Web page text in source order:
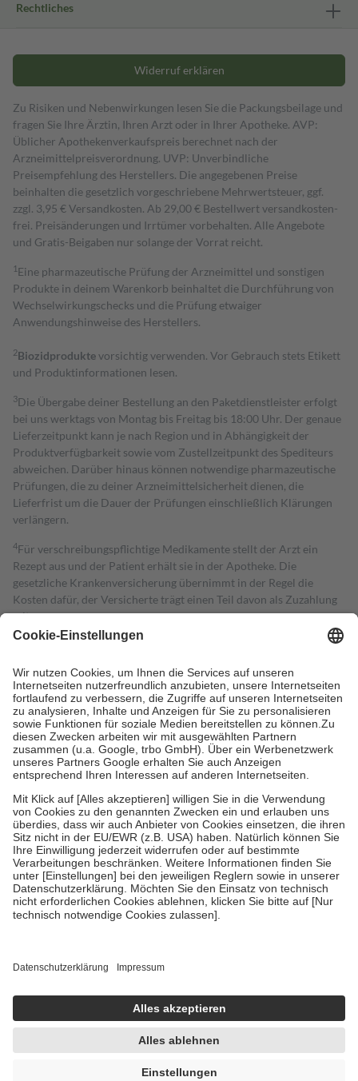
Rechtliches
Widerruf erklären
Zu Risiken und Nebenwirkungen lesen Sie die Packungsbeilage und
fragen Sie Ihre Ärztin, Ihren Arzt oder in Ihrer Apotheke. AVP:
Üblicher Apothekenverkaufspreis berechnet nach der
Arzneimittelpreisverordnung. UVP: Unverbindliche
Preisempfehlung des Herstellers. Die angegebenen Preise
beinhalten die gesetzlich vorgeschriebene Mehrwertsteuer, ggf.
zzgl. 3,95 € Versandkosten. Ab 29,00 € Bestell­wert versand­kosten­
frei. Preisänderungen und Irrtümer vorbehalten. Alle Angebote
und Gratis-Beigaben nur solange der Vorrat reicht.
1 Eine pharmazeutische Prüfung der Arzneimittel und sonstigen
Produkte in deinem Warenkorb beinhaltet die Durchführung von
Wechselwirkungschecks und die Prüfung etwaiger
Anwendungshinweise des Herstellers.
2Biozidproduktevorsichtig verwenden. Vor Gebrauch stets Etikett
und Produktinformationen lesen.
3Die Übergabe deiner Bestellung an den Paketdienstleister erfolgt
bei uns werktags von Montag bis Freitag bis 18:00 Uhr. Der genaue
Lieferzeitpunkt kann je nach Region und in Abhängigkeit der
Produktverfügbarkeit sowie vom Zustellzeitpunkt des Spediteurs
abweichen. Darüber hinaus können notwendige pharmazeutische
Prüfungen, die zu deiner Arzneimittelsicherheit dienen, die
Lieferfrist um die Dauer der Prüfungen einschließlich Klärungen
verlängern.
4Für verschreibungspflichtige Medikamente stellt der Arzt ein
Rezept aus und der Patient erhält sie in der Apotheke. Die
gesetzliche Krankenversicherung übernimmt in der Regel die
Kosten dafür, der Versicherte trägt einen Teil davon als Zuzahlung
mit.
Grundsätzlich leisten Mitglieder Zuzahlungen in Höhe von zehn
höchstens zehn Euro.
Es sind jedoch nie mehr als die tatsächlichen
Kosten der Leistung zu entrichten.
Diese Regeln gelten grundsätzlich auch für Online-Apotheken.
Bei Heilmitteln und häuslicher Krankenpflege beträgt die
Zuzahlung zehn Prozent der Kosten sowie zehn Euro je
Verordnung.
Um das Engagement der Versicherten für ihre eigene Gesundheit zu
stärken und die besondere Stellung der Familie zu unterstützen,
fallenkeine Zuzahlungenan bei:
• Kindern und Jugendlichen bis zum vollendeten 18. Lebensjahr
mit Ausnahme der Fahrkosten
• Untersuchungen zur Vorsorge und Früherkennung, die von der
GKV getragen werden
• empfohlenen Schutzimpfungen
• Harn- und Blutteststreifen
getroffen, um sicherzustellen, dass es sich um echte Bewertungen
https://help.etrusted.com/hc/de/articles/4419944605341
Einige Bilder und Inhalte wurden unter Zuhilfenahme künstlicher